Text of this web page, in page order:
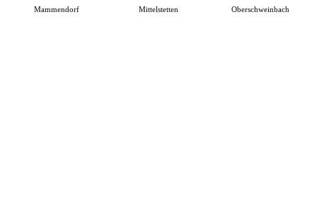
Mammendorf Mittelstetten Oberschweinbach